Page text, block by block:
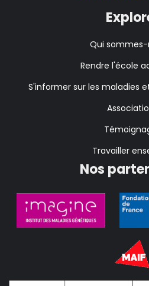
Qui sommes-
Rendre l'école
S'informer sur les maladies
Travailler
Nos